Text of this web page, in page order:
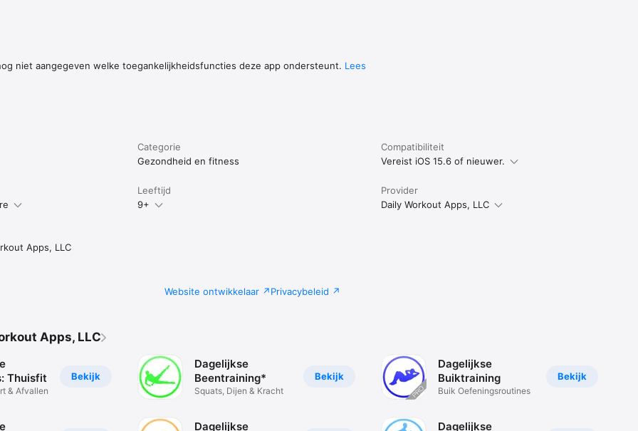
niet aangegeven welke toegankelijkheidsfuncties deze app ondersteunt. Lees
Categorie
Gezondheid en fitness
Compatibiliteit
Vereist iOS 15.6 of nieuwer.
Leeftijd
9+
Provider
Daily Workout Apps, LLC
Apps, LLC
Website ontwikkelaar Privacybeleid
Apps, LLC
Bekijk
Thuisfit
& Afvallen
Bekijk
Dagelijkse
Beentraining*
Squats, Dijen & Kracht
Dagelijkse
Bekijk
Dagelijkse
Buiktraining
Buik Oefeningsroutines
Dagelijkse